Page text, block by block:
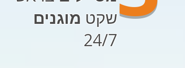
שקט מוגנים
24/7